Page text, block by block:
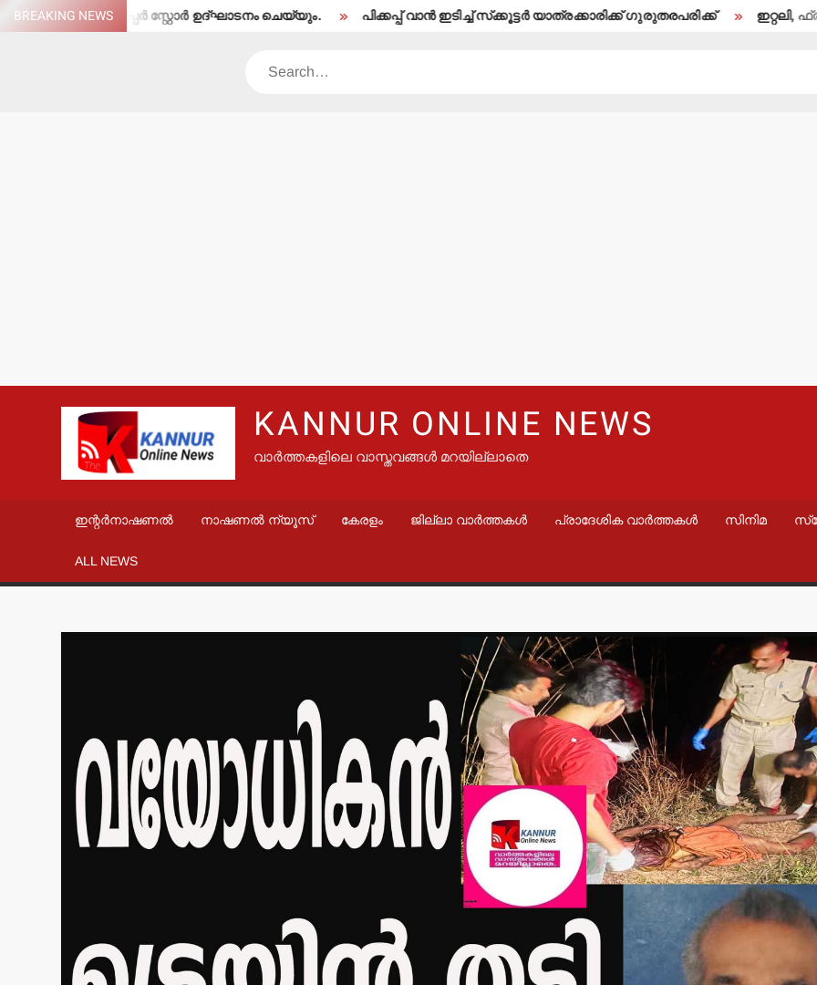
SkipBREAKING NEWS
മാവേലി സൂപ്പര്‍ സ്റ്റോര്‍ ഉദ്ഘാടനം ചെയ്യും. പിക്കപ്പ് വാന്‍ ഇടിച്ച് സ്‌ക്കൂട്ടര്‍ യാത്രക്കാരിക്ക് ഗുരുതരപരിക്ക് ഇറ്റലി, ഫ്രാന്‍സ്
Search
KANNUR ONLINE NEWS
വാർത്തകളിലെ വാസ്തവങ്ങൾ മറയില്ലാതെ
ഇന്റർനാഷണൽ നാഷണൽ ന്യൂസ് കേരളം ജില്ലാ വാർത്തകൾ പ്രാദേശിക വാർത്തകൾ സിനിമ
ALL NEWS
വാർത്തകൾ
കരിമ്പം-ഹിലാല്‍
നഗറില്‍ തെരുവുനായ
കേന്ദ്രം
സ്ഥാപിക്കാനുള്ള
നഗരസഭയുടെ നീക്കം
ഉപേക്ഷിക്കണം:
എസ്.ഡി.പി.ഐ
admin3
വാർത്തകൾ
മന്ത്രി
നാളെ
മാവേലി
admin3